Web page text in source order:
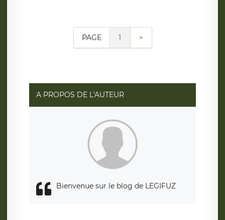
PAGE 1 >
A PROPOS DE L'AUTEUR
Bienvenue sur le blog de LEGIFUZ